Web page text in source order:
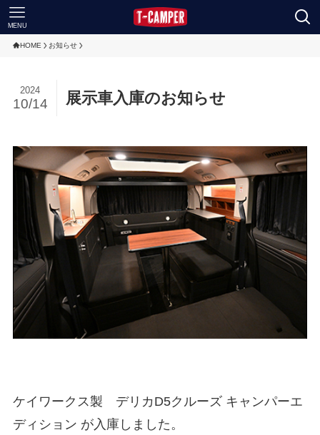
MENU
HOME お知らせ
展示車入庫のお知らせ
2024
10/14
ケイワークス製 デリカD5クルーズ キャンパーエ
ディション が入庫しました。